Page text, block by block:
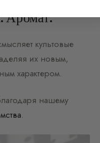
Аромат.
культовые
их новым,
характером.
нашему
.